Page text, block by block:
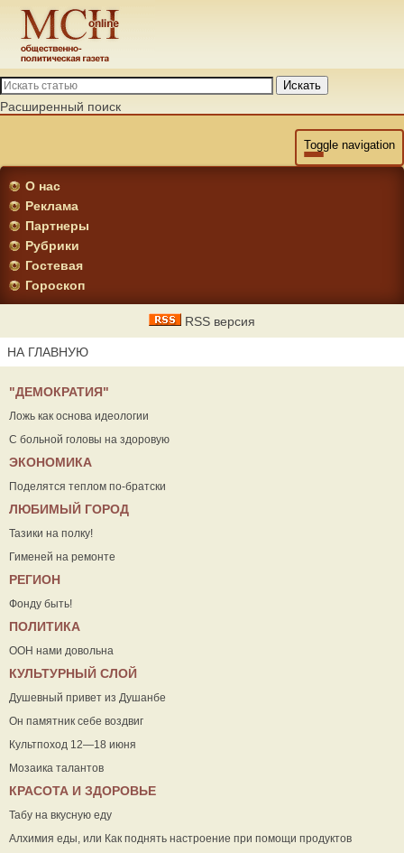
Искать
Расширенный поиск
Toggle navigation
О нас
Реклама
Партнеры
Рубрики
Гостевая
Гороскоп
RSS версия
НА ГЛАВНУЮ
"ДЕМОКРАТИЯ"
Ложь как основа идеологии
С больной головы на здоровую
ЭКОНОМИКА
Поделятся теплом по-братски
ЛЮБИМЫЙ ГОРОД
Тазики на полку!
Гименей на ремонте
РЕГИОН
Фонду быть!
ПОЛИТИКА
ООН нами довольна
КУЛЬТУРНЫЙ СЛОЙ
Душевный привет из Душанбе
Он памятник себе воздвиг
Культпоход 12—18 июня
Мозаика талантов
КРАСОТА И ЗДОРОВЬЕ
Табу на вкусную еду
Алхимия еды, или Как поднять настроение при помощи продуктов